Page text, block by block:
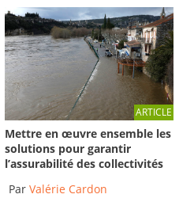
ARTICLE
Mettre en œuvre ensemble les
solutions pour garantir
l’assurabilité des collectivités
Par Valérie Cardon